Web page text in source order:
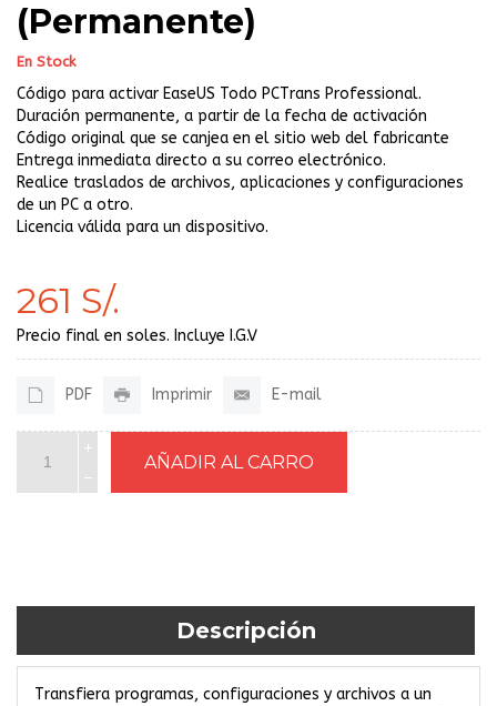
(Permanente)
En Stock
Código para activar EaseUS Todo PCTrans Professional.
Duración permanente, a partir de la fecha de activación
Código original que se canjea en el sitio web del fabricante
Entrega inmediata directo a su correo electrónico.
Realice traslados de archivos, aplicaciones y configuraciones
de un PC a otro.
Licencia válida para un dispositivo.
261 S/.
Precio final en soles. Incluye I.G.V
PDF Imprimir E-mail
Descripción
Transfiera programas, configuraciones y archivos a un